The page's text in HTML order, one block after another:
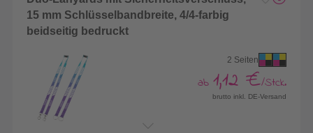
15 mm Schlüsselbandbreite, 4/4-farbig
beidseitig bedruckt
2 Seiten
ab 1,12 €/Stck.
brutto inkl. DE-Versand